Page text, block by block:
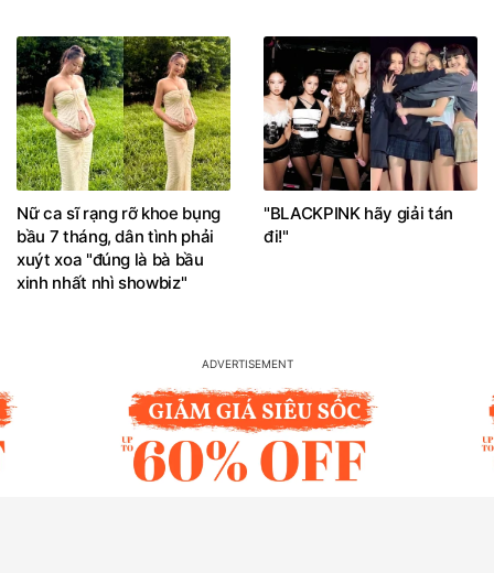
Nữ ca sĩ rạng rỡ khoe bụng
bầu 7 tháng, dân tình phải
xuýt xoa "đúng là bà bầu
xinh nhất nhì showbiz"
"BLACKPINK hãy giải tán
đi!"